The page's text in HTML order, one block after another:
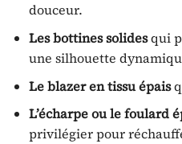
douceur.
Les bottines solidesqui
une silhouette
Le blazer en tissu épais
L’écharpe ou le foulard
privilégier pour